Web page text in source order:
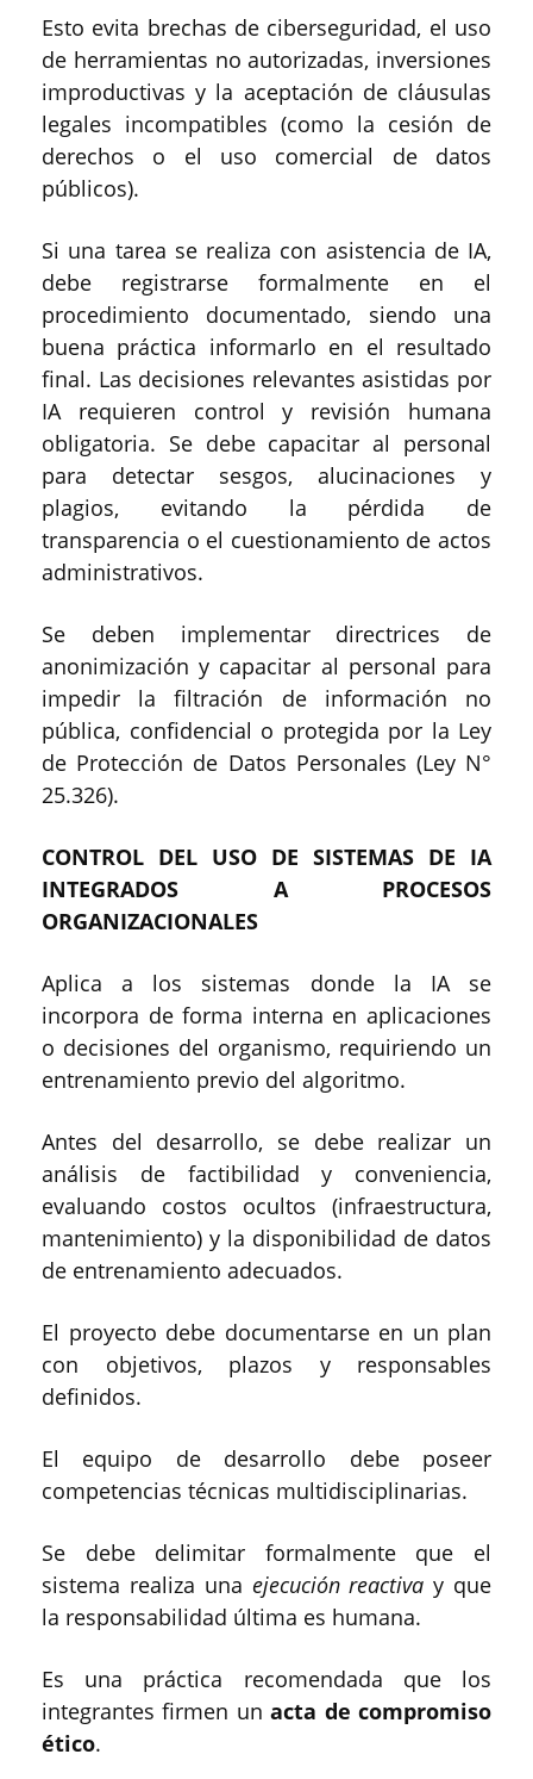
Esto evita brechas de ciberseguridad, el uso
de herramientas no autorizadas, inversiones
improductivas y la aceptación de cláusulas
legales incompatibles (como la cesión de
derechos o el uso comercial de datos
públicos).
Si una tarea se realiza con asistencia de IA,
debe registrarse formalmente en el
procedimiento documentado, siendo una
buena práctica informarlo en el resultado
final. Las decisiones relevantes asistidas por
IA requieren control y revisión humana
obligatoria. Se debe capacitar al personal
para detectar sesgos, alucinaciones y
plagios, evitando la pérdida de
transparencia o el cuestionamiento de actos
administrativos.
Se deben implementar directrices de
anonimización y capacitar al personal para
impedir la filtración de información no
pública, confidencial o protegida por la Ley
de Protección de Datos Personales (Ley N°
25.326).
CONTROL DEL USO DE SISTEMAS DE IA
INTEGRADOS A PROCESOS
ORGANIZACIONALES
Aplica a los sistemas donde la IA se
incorpora de forma interna en aplicaciones
o decisiones del organismo, requiriendo un
entrenamiento previo del algoritmo.
Antes del desarrollo, se debe realizar un
análisis de factibilidad y conveniencia,
evaluando costos ocultos (infraestructura,
mantenimiento) y la disponibilidad de datos
de entrenamiento adecuados.
El proyecto debe documentarse en un plan
con objetivos, plazos y responsables
definidos.
El equipo de desarrollo debe poseer
competencias técnicas multidisciplinarias.
Se debe delimitar formalmente que el
sistema realiza una ejecución reactiva y que
la responsabilidad última es humana.
Es una práctica recomendada que los
integrantes firmen unacta de compromiso
ético.